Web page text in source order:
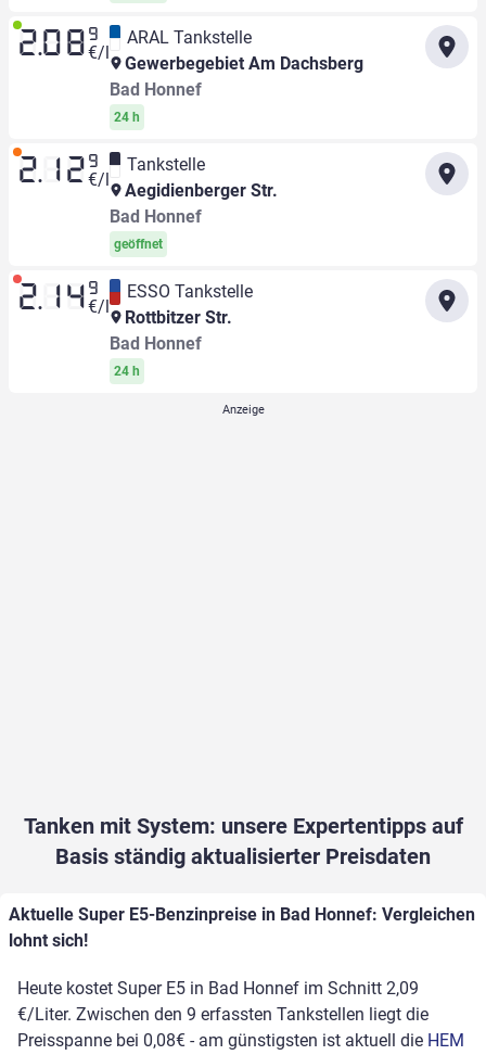
2.08 9
€/l
ARAL Tankstelle
Gewerbegebiet Am Dachsberg
Bad Honnef
24 h
2.12 9
€/l
Tankstelle
Aegidienberger Str.
Bad Honnef
geöffnet
2.14 9
€/l
ESSO Tankstelle
Rottbitzer Str.
Bad Honnef
24 h
Tanken mit System: unsere Expertentipps auf
Basis ständig aktualisierter Preisdaten
Aktuelle Super E5-Benzinpreise in Bad Honnef: Vergleichen
lohnt sich!
Heute kostet Super E5 in Bad Honnef im Schnitt 2,09
€/Liter. Zwischen den 9 erfassten Tankstellen liegt die
Preisspanne bei 0,08€ - am günstigsten ist aktuell die HEM